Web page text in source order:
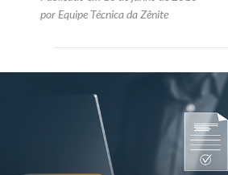
por Equipe Técnica da Zênite